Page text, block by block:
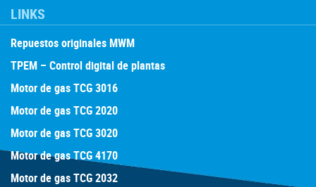
LINKS
Repuestos originales MWM
TPEM – Control digital de plantas
Motor de gas TCG 3016
Motor de gas TCG 2020
Motor de gas TCG 3020
Motor de gas TCG 4170
Motor de gas TCG 2032